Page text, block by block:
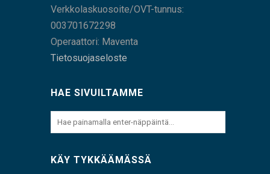
Verkkolaskuosoite/OVT-tunnus:
003701672298
Operaattori: Maventa
Tietosuojaseloste
HAE SIVUILTAMME
KÄY TYKKÄÄMÄSSÄ